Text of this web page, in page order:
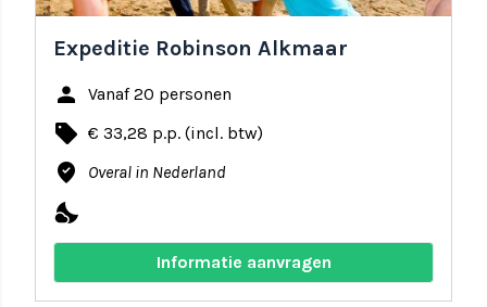
Expeditie Robinson Alkmaar
person Vanaf 20 personen
local_offer € 33,28 p.p. (incl. btw)
where_to_vote Overal in Nederland
nights_stay
Informatie aanvragen